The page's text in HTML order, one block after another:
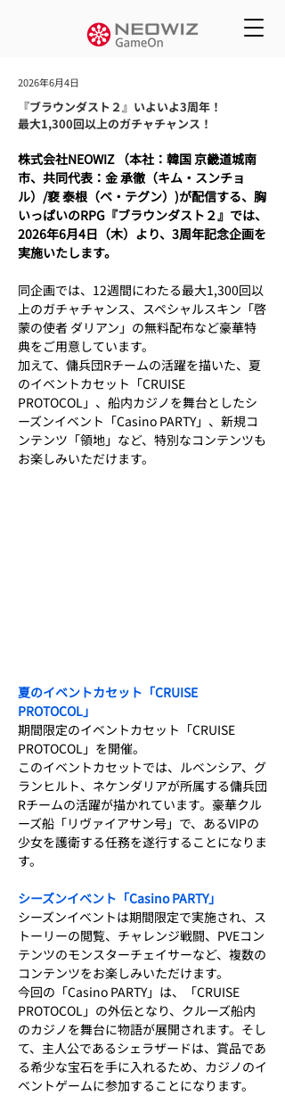
2026年6月4日
『ブラウンダスト２』いよいよ3周年！
最大1,300回以上のガチャチャンス！
株式会社NEOWIZ （本社：韓国 京畿道城南
市、共同代表：金 承徹（キム・スンチョ
ル）/裵 泰根（ベ・テグン）)が配信する、胸
いっぱいのRPG『ブラウンダスト２』では、
2026年6月4日（木）より、3周年記念企画を
実施いたします。
同企画では、12週間にわたる最大1,300回以
上のガチャチャンス、スペシャルスキン「啓
蒙の使者 ダリアン」の無料配布など豪華特
典をご用意しています。
加えて、傭兵団Rチームの活躍を描いた、夏
のイベントカセット「CRUISE
PROTOCOL」、船内カジノを舞台としたシ
ーズンイベント「Casino PARTY」、新規コ
ンテンツ「領地」など、特別なコンテンツも
お楽しみいただけます。
夏のイベントカセット「CRUISE
PROTOCOL」
期間限定のイベントカセット「CRUISE
PROTOCOL」を開催。
このイベントカセットでは、ルベンシア、グ
ランヒルト、ネケンダリアが所属する傭兵団
Rチームの活躍が描かれています。豪華クル
ーズ船「リヴァイアサン号」で、あるVIPの
少女を護衛する任務を遂行することになりま
す。
シーズンイベント「Casino PARTY」
シーズンイベントは期間限定で実施され、ス
トーリーの閲覧、チャレンジ戦闘、PVEコン
テンツのモンスターチェイサーなど、複数の
コンテンツをお楽しみいただけます。
今回の「Casino PARTY」は、「CRUISE
PROTOCOL」の外伝となり、クルーズ船内
のカジノを舞台に物語が展開されます。そし
て、主人公であるシェラザードは、賞品であ
る希少な宝石を手に入れるため、カジノのイ
ベントゲームに参加することになります。